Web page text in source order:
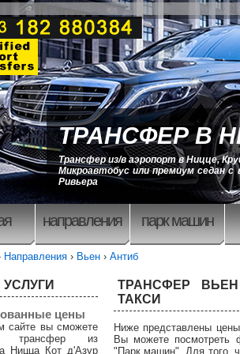
ТРАНСФЕР В
Трансфер из/в аэропорт в Ницце,
Микроавтобус или премиум седан
Ривьера
направления парк машин
Направления › Вьен › Антиб
ТРАНСФЕР
ТАКСИ
Ниже представлены
Вы можете посмотреть
"Парк машин". Для того,
цены
сайте вы сможете
трансфер из
Ницца Кот д'Азур